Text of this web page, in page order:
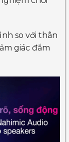
so với thân
giác đắm